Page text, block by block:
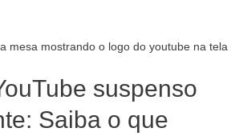
suspenso
Saiba o que